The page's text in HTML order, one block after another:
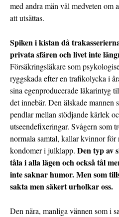
med andra män väl medveten om
att utsättas.
Spiken i kistan då
privata sfären och livet inte
Försäkringsläkare som
ryggskada efter en trafikolycka i
sina egenproducerade läkarintyg
det innebär. Den älskade mannen
pendlar mellan stödjande kärlek
utseendefixeringar. Svågern som
normala samtal, kallar kvinnor för
kondomer i julklapp. Den typ av
tåla i alla lägen och också tål
inte saknar humor. Men som
sakta men säkert urholkar oss.
Den nära, manliga vännen som i